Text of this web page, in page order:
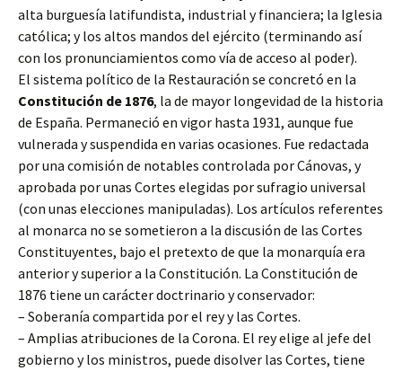
alta burguesía latifundista, industrial y financiera; la Iglesia
católica; y los altos mandos del ejército (terminando así
con los pronunciamientos como vía de acceso al poder).
El sistema político de la Restauración se concretó en la
Constitución de 1876, la de mayor longevidad de la historia
de España. Permaneció en vigor hasta 1931, aunque fue
vulnerada y suspendida en varias ocasiones. Fue redactada
por una comisión de notables controlada por Cánovas, y
aprobada por unas Cortes elegidas por sufragio universal
(con unas elecciones manipuladas). Los artículos referentes
al monarca no se sometieron a la discusión de las Cortes
Constituyentes, bajo el pretexto de que la monarquía era
anterior y superior a la Constitución. La Constitución de
1876 tiene un carácter doctrinario y conservador:
– Soberanía compartida por el rey y las Cortes.
– Amplias atribuciones de la Corona. El rey elige al jefe del
gobierno y los ministros, puede disolver las Cortes, tiene